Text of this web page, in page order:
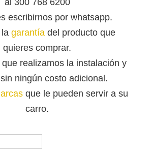
al 300 768 6200
escribirnos por whatsapp.
garantía del producto que
quieres comprar.
que realizamos la instalación y
ningún costo adicional.
que le pueden servir a su
carro.